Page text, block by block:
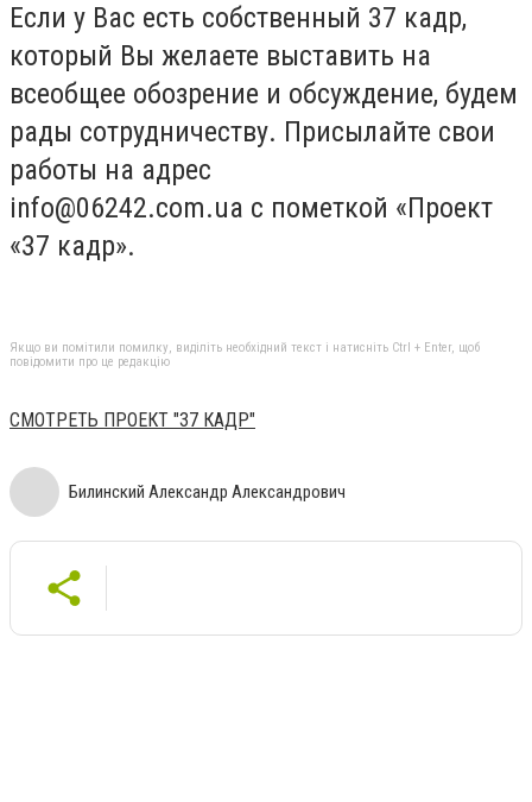
Если у Вас есть собственный 37 кадр,
который Вы желаете выставить на
всеобщее обозрение и обсуждение, будем
рады сотрудничеству. Присылайте свои
работы на адрес
info@06242.com.ua с пометкой «Проект
«37 кадр».
Якщо ви помітили помилку, виділіть необхідний текст і натисніть Ctrl + Enter, щоб
повідомити про це редакцію
СМОТРЕТЬ ПРОЕКТ "37 КАДР"
Билинский Александр Александрович